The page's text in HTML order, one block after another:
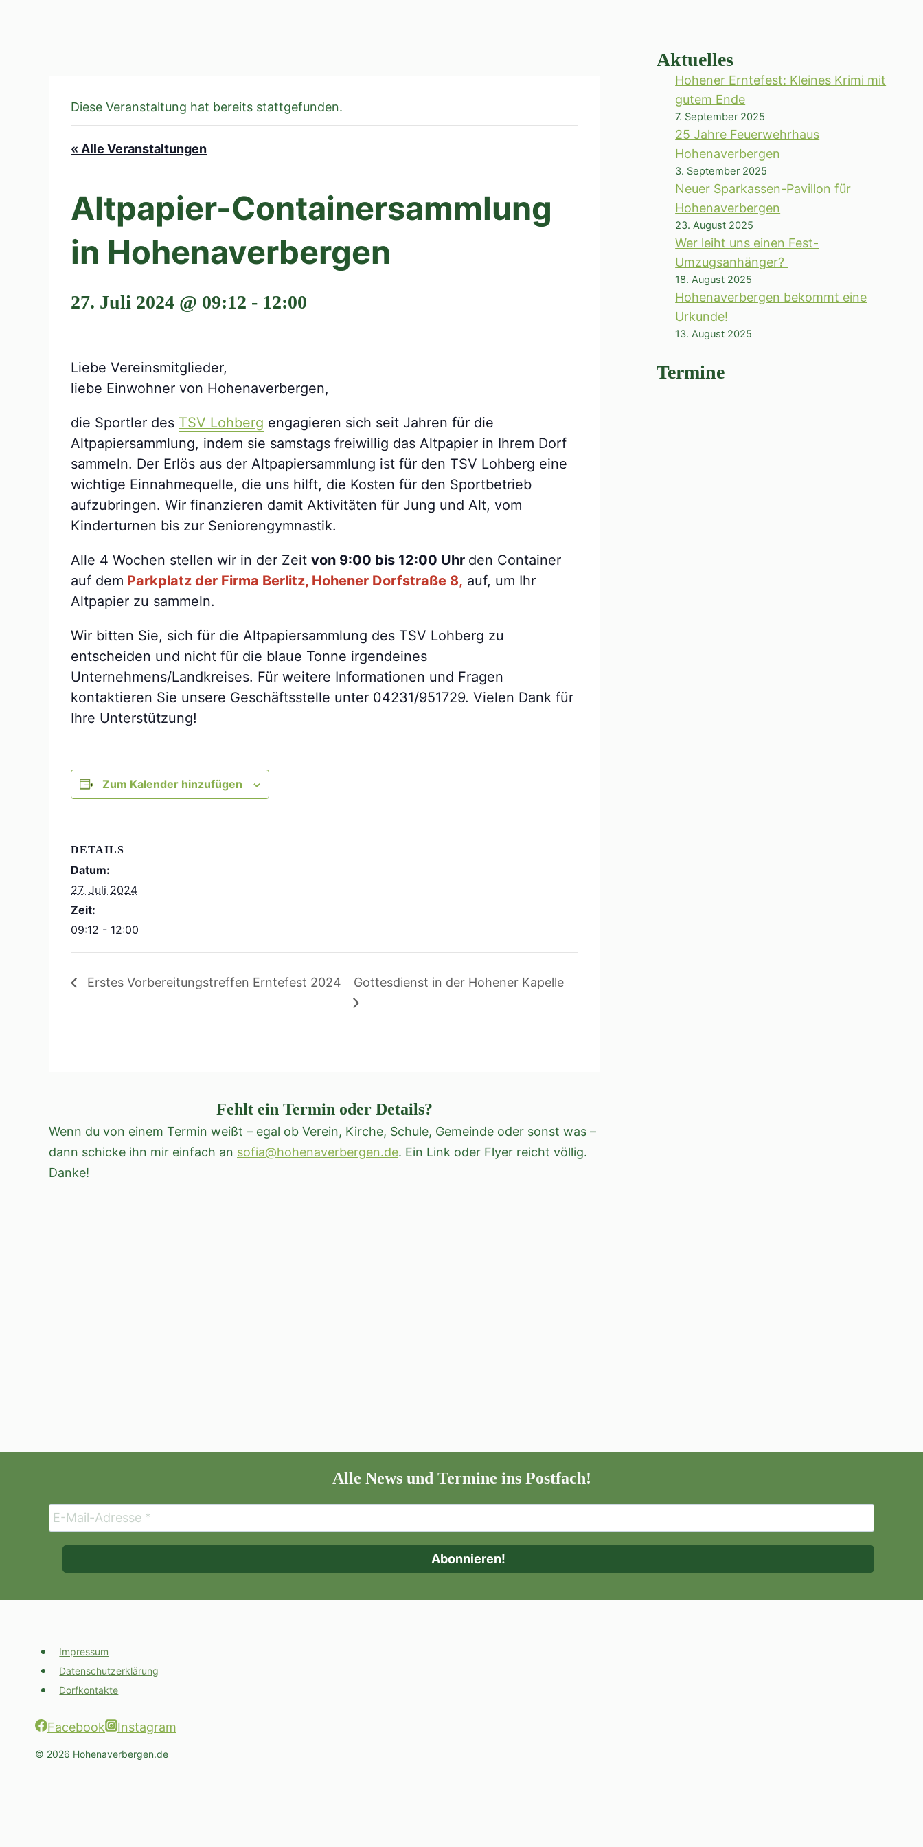
Diese Veranstaltung hat bereits stattgefunden.
« Alle Veranstaltungen
Altpapier-Containersammlung
in Hohenaverbergen
27. Juli 2024 @ 09:12 - 12:00
Liebe Vereinsmitglieder,
liebe Einwohner von Hohenaverbergen,
die Sportler des TSV Lohberg engagieren sich seit Jahren für die
Altpapiersammlung, indem sie samstags freiwillig das Altpapier in Ihrem Dorf
sammeln. Der Erlös aus der Altpapiersammlung ist für den TSV Lohberg eine
wichtige Einnahmequelle, die uns hilft, die Kosten für den Sportbetrieb
aufzubringen. Wir finanzieren damit Aktivitäten für Jung und Alt, vom
Kinderturnen bis zur Seniorengymnastik.
Alle 4 Wochen stellen wir in der Zeit von 9:00 bis 12:00 Uhr den Container
auf dem Parkplatz der Firma Berlitz, Hohener Dorfstraße 8, auf, um Ihr
Altpapier zu sammeln.
Wir bitten Sie, sich für die Altpapiersammlung des TSV Lohberg zu
entscheiden und nicht für die blaue Tonne irgendeines
Unternehmens/Landkreises. Für weitere Informationen und Fragen
kontaktieren Sie unsere Geschäftsstelle unter 04231/951729. Vielen Dank für
Ihre Unterstützung!
Zum Kalender hinzufügen
DETAILS
Datum:
27. Juli 2024
Zeit:
09:12 - 12:00
Erstes Vorbereitungstreffen Erntefest 2024 Gottesdienst in der Hohener Kapelle
Fehlt ein Termin oder Details?
Wenn du von einem Termin weißt – egal ob Verein, Kirche, Schule, Gemeinde oder sonst was –
dann schicke ihn mir einfach an sofia@hohenaverbergen.de. Ein Link oder Flyer reicht völlig.
Danke!
Aktuelles
Hohener Erntefest: Kleines Krimi mit
gutem Ende
7. September 2025
25 Jahre Feuerwehrhaus
Hohenaverbergen
3. September 2025
Neuer Sparkassen-Pavillon für
Hohenaverbergen
23. August 2025
Wer leiht uns einen Fest-
Umzugsanhänger?
18. August 2025
Hohenaverbergen bekommt eine
Urkunde!
13. August 2025
Termine
Alle News und Termine ins Postfach!
Impressum
Datenschutzerklärung
Dorfkontakte
Facebook Instagram
© 2026 Hohenaverbergen.de